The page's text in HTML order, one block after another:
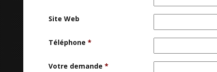
Site Web
Téléphone *
Votre demande *